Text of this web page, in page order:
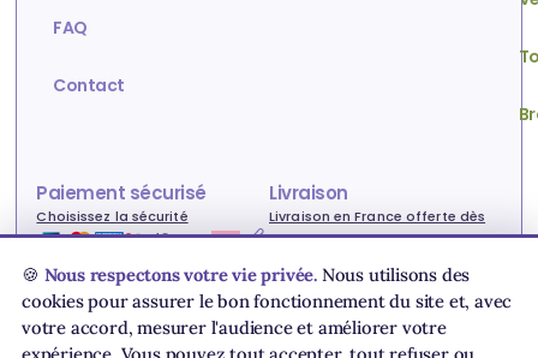
FAQ
Contact
Paiement sécurisé
Choisissez la sécurité
Livraison
Livraison en France offerte dès
80€ !
Conditions générales de vente Livraison & paiement
🍪 Nous respectons votre vie privée.Nous utilisons des
cookies pour assurer le bon fonctionnement du site et, avec
votre accord, mesurer l'audience et améliorer votre